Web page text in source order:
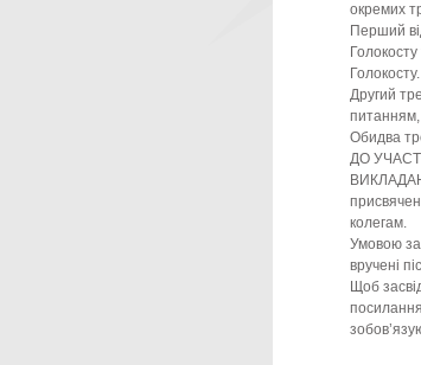
окремих
Перший
Голокосту.
Другий
питанням,
Обидва
ДО
колегам.
Умовою
вручені
Щоб